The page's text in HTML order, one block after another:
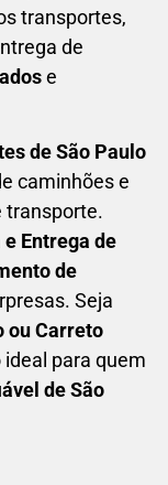
transportes,
de
e
de São Paulo
caminhões e
transporte.
Entrega de
de
Seja
ou Carreto
ideal para quem
de São